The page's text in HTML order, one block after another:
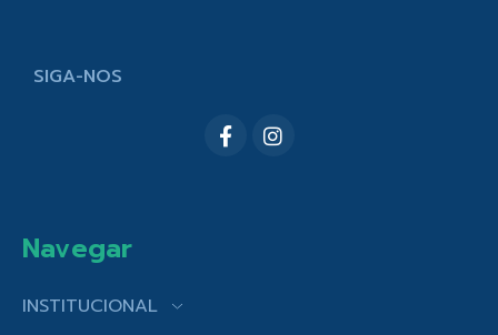
SIGA-NOS
Navegar
INSTITUCIONAL